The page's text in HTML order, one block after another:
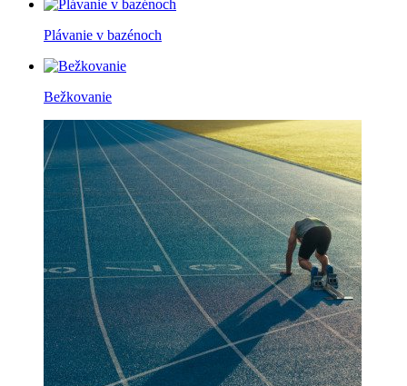
Plávanie v bazénoch
Bežkovanie